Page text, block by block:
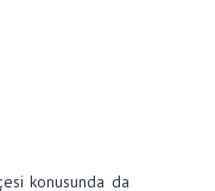
konusunda da